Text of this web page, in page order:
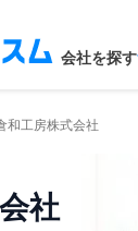
会社を探す
和工房株式会社
社